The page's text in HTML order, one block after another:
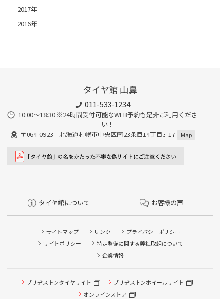
2017年
2016年
タイヤ館 山鼻
011-533-1234
10:00～18:30 ※24時間受付可能なWEB予約も是非ご利用くださ
い！
〒064-0923 北海道札幌市中央区南23条西14丁目3-17
Map
タイヤ館について お客様の声
サイトマップ リンク
プライバシーポリシー
サイトポリシー
特定整備に関する弊社取組について
企業情報
ブリヂストンタイヤサイト
ブリヂストンホイールサイト
オンラインストア
タイヤ点検・安全点検/タイヤ履き替え/オイル交換/その他
ピット作業の予約